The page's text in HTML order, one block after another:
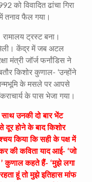
को विवादित ढांचा गिरा
तनाव फैल गया।
ट्रस्ट बना।
केंद्र में जब अटल
मंत्री जॉर्ज फर्नांडिस ने
किशोर कुणाल- ‘उन्होंने
के मसले पर आपसे
के पास भेजा गया।
साथ उनकी दो बार भेंट
दूर होने के बाद किशोर
किया कि सही के पक्ष में
की कविता याद आई- ‘जो
कुणाल कहते हैं- ‘मुझे लगा
हूं तो मुझे इतिहास मांफ